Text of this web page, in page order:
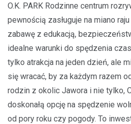
O.K. PARK Rodzinne centrum
pewnością zasługuje na miano
zabawę z edukacją,
idealne warunki do spędzenia
tylko atrakcja na jeden dzień, ale
się wracać, by za każdym razem
rodzin z okolic Jawora i nie tylko,
doskonałą opcję na spędzenie
od pory roku czy pogody. To